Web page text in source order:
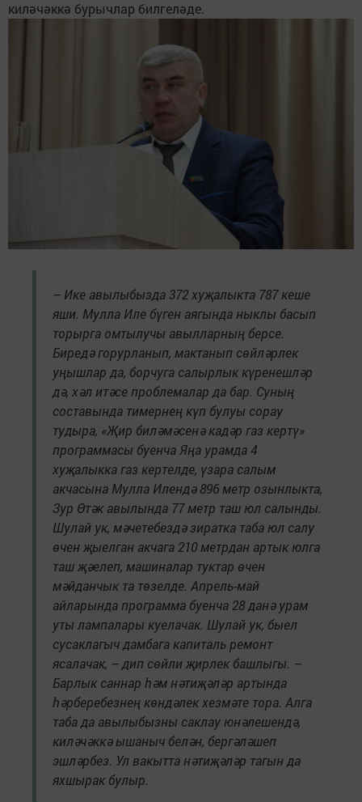
киләчәккә бурычлар билгеләде.
– Ике авылыбыз­да 372 хуҗалыкта 787 кеше
яши. Мулла Иле бүген аягында нык­лы басып
торырга омтылучы авылларның берсе.
Биредә горурланып, мактанып сөйләрлек
уңышлар да, борчуга салырлык күренешләр
дә, хәл итәсе проблемалар да бар. Суның
составында тимернең күп булуы сорау
тудыра, «Җир биләмәсенә кадәр газ кертү»
программасы буенча Яңа урамда 4
хуҗалыкка газ кертелде, үзара салым
акчасына Мулла Илендә 896 метр озынлыкта,
Зур Өтәк авылында 77 метр таш юл салынды.
Шулай ук, мәчетебездә зиратка таба юл салу
өчен җыелган акчага 210 метрдан артык юлга
таш җәелеп, машиналар туктар өчен
мәйданчык та төзелде. Апрель-май
айларында программа буенча 28 данә урам
уты лампалары куелачак. Шулай ук, быел
сусак­лагыч дамбага капиталь ремонт
ясалачак, – дип сөйли җирлек башлыгы. –
Барлык саннар һәм нәтиҗәләр артында
һәрберебезнең көндәлек хезмәте тора. Алга
таба да авылыбызны саклау юнәлешендә,
киләчәккә ышаныч белән, бергәләшеп
эшләрбез. Ул вакытта нәтиҗәләр тагын да
яхшырак булыр.